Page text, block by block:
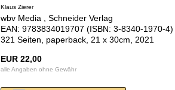
Klaus Zierer
wbv Media , Schneider Verlag
EAN: 9783834019707 (ISBN: 3-8340-1970-4)
321 Seiten, paperback, 21 x 30cm, 2021
EUR 22,00
alle Angaben ohne Gewähr